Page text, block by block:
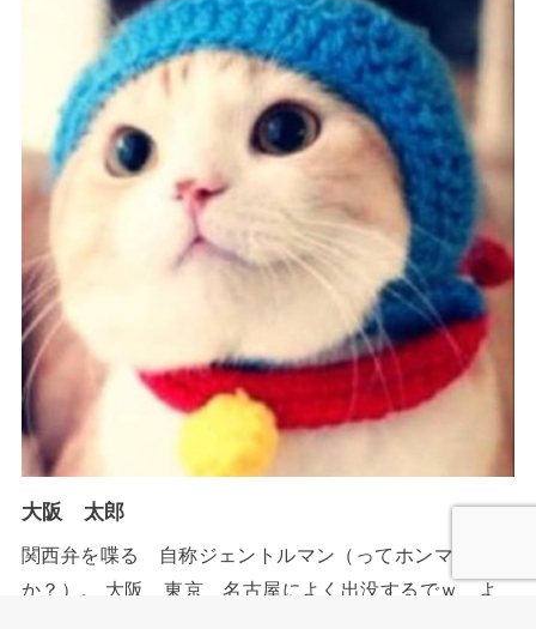
大阪 太郎
関西弁を喋る 自称ジェントルマン（ってホンマ
か？）。 大阪 東京 名古屋によく出没するでｗ よ